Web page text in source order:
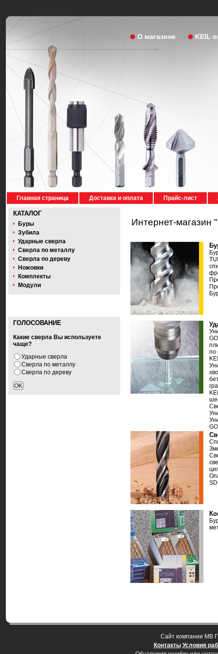
О магазине KEIL
Главная страница Доставка и оплата Прайс-лист
КАТАЛОГ
Буры
Зубила
Ударные сверла
Сверла по металлу
Сверла по дереву
Ножовки
Комплекты
Модули
ГОЛОСОВАНИЕ
Какие сверла Вы используете
чаще?
Ударные сверла
Сверла по металлу
Сверла по дереву
Интернет-магазин
по
Cайт компании МВ
Контакты Условия